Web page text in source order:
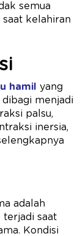
semua
kelahiran
hamil
yang
menjadi
palsu,
inersia,
adalah
terjadi saat
Kondisi